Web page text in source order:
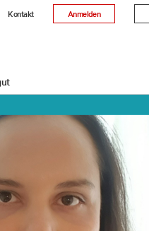
Kontakt Anmelden